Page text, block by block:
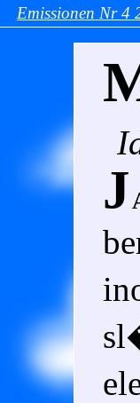
Emissionen Nr 4
J